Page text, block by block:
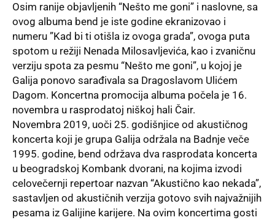
Osim ranije objavljenih “Nešto me goni” i naslovne, sa
ovog albuma bend je iste godine ekranizovao i
numeru ”Kad bi ti otišla iz ovoga grada”, ovoga puta
spotom u režiji Nenada Milosavljevića, kao i zvaničnu
verziju spota za pesmu “Nešto me goni”, u kojoj je
Galija ponovo sarađivala sa Dragoslavom Ulićem
Dagom. Koncertna promocija albuma počela je 16.
novembra u rasprodatoj niškoj hali Čair.
Novembra 2019, uoči 25. godišnjice od akustičnog
koncerta koji je grupa Galija održala na Badnje veče
1995. godine, bend održava dva rasprodata koncerta
u beogradskoj Kombank dvorani, na kojima izvodi
celovečernji repertoar nazvan “Akustično kao nekada”,
sastavljen od akustičnih verzija gotovo svih najvažnijih
pesama iz Galijine karijere. Na ovim koncertima gosti